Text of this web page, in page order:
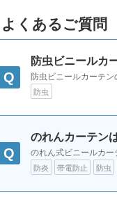
よくあるご質問
Q
防虫ビニールカ
防虫ビニールカーテン
防虫
Q
のれんカーテン
のれん式ビニールカ
防炎 帯電防止 防虫